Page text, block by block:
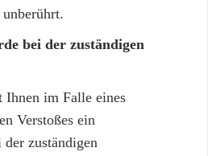
bei der zuständigen
Ihnen im Falle eines
Verstoßes ein
der zuständigen